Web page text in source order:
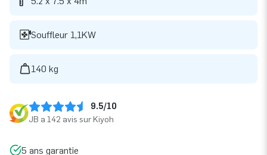
Souffleur 1,1KW
140 kg
9.5/10
JB a 142 avis sur Kiyoh
5 ans garantie